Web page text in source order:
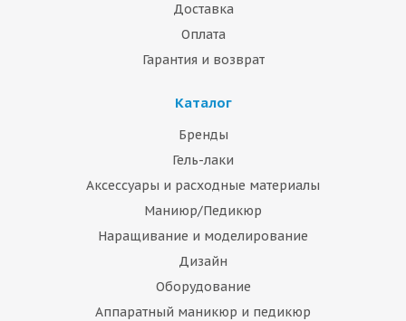
Доставка
Оплата
Гарантия и возврат
Каталог
Бренды
Гель-лаки
Аксессуары и расходные материалы
Маниюр/Педикюр
Наращивание и моделирование
Дизайн
Оборудование
Аппаратный маникюр и педикюр